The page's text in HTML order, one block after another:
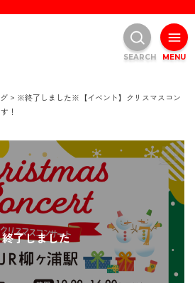
> ※終了しました※【イベント】クリスマスコン
！
終了しました
MENU
SEARCH